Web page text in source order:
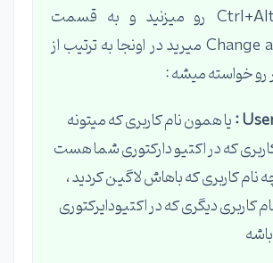
یعنی Ctrl+Alt+Del رو میزنید و به قسمت
Change a password میرید در اونجا به ترتیب از
رو خواسته میشه :
یا همون نام کاربری که میتونه
که در اکتیو دارکتوری شما هست
نام کاربری که باهاش لاگین کردید ،
کاربری دیگری که در اکتیودایرکتوری